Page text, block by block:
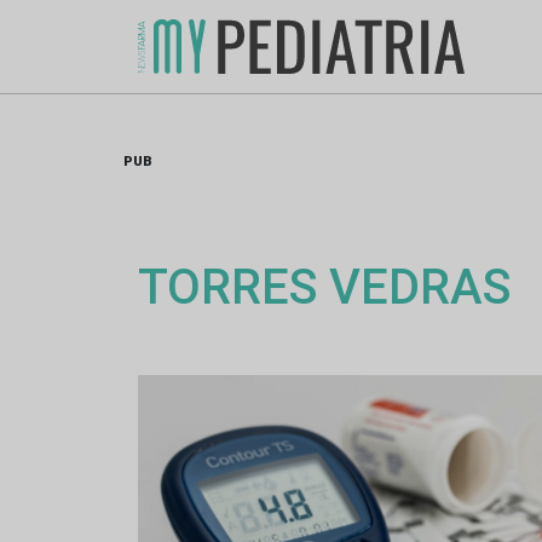
PUB
TORRES VEDRAS